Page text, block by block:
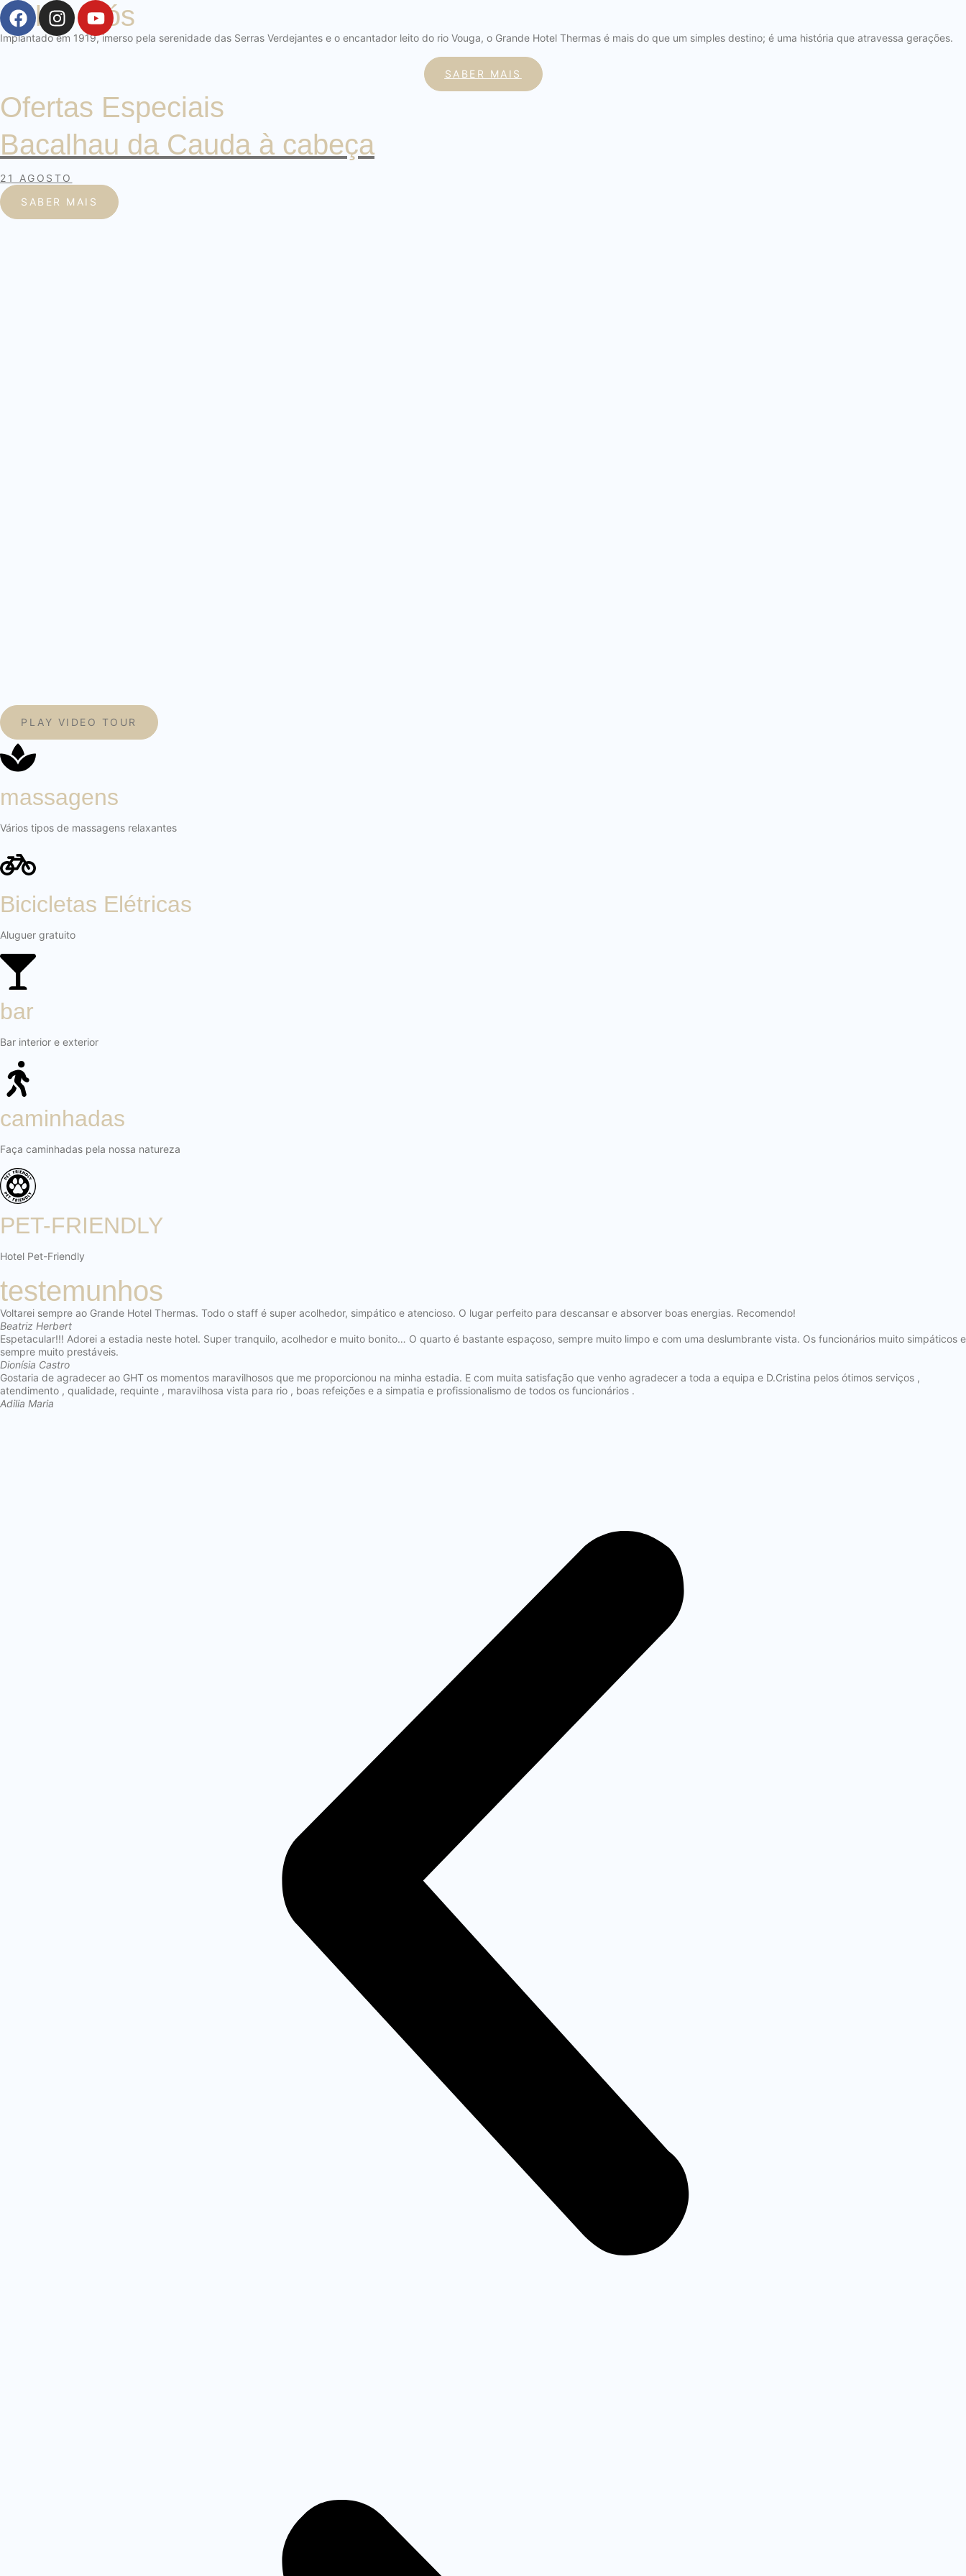
Sobre Nós
Implantado em 1919, imerso pela serenidade das Serras Verdejantes e o encantador leito do rio Vouga, o Grande Hotel Thermas é mais do que um simples destino; é uma história que atravessa gerações.
SABER MAIS
Ofertas Especiais
Bacalhau da Cauda à cabeça
21 AGOSTO
SABER MAIS
PLAY VIDEO TOUR
massagens
Vários tipos de massagens relaxantes
Bicicletas Elétricas
Aluguer gratuito
bar
Bar interior e exterior
caminhadas
Faça caminhadas pela nossa natureza
PET-FRIENDLY
Hotel Pet-Friendly
testemunhos
Voltarei sempre ao Grande Hotel Thermas. Todo o staff é super acolhedor, simpático e atencioso. O lugar perfeito para descansar e absorver boas energias. Recomendo!
Beatriz Herbert
Espetacular!!! Adorei a estadia neste hotel. Super tranquilo, acolhedor e muito bonito… O quarto é bastante espaçoso, sempre muito limpo e com uma deslumbrante vista. Os funcionários muito simpáticos e
sempre muito prestáveis.
Dionísia Castro
Gostaria de agradecer ao GHT os momentos maravilhosos que me proporcionou na minha estadia. E com muita satisfação que venho agradecer a toda a equipa e D.Cristina pelos ótimos serviços ,
atendimento , qualidade, requinte , maravilhosa vista para rio , boas refeições e a simpatia e profissionalismo de todos os funcionários .
Adilia Maria